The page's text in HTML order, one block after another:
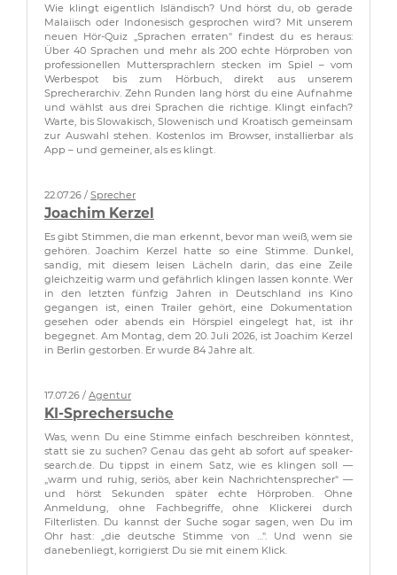
Wie klingt eigentlich Isländisch? Und hörst du, ob gerade
Malaiisch oder Indonesisch gesprochen wird? Mit unserem
neuen Hör-Quiz „Sprachen erraten" findest du es heraus:
Über 40 Sprachen und mehr als 200 echte Hörproben von
professionellen Muttersprachlern stecken im Spiel – vom
Werbespot bis zum Hörbuch, direkt aus unserem
Sprecherarchiv. Zehn Runden lang hörst du eine Aufnahme
und wählst aus drei Sprachen die richtige. Klingt einfach?
Warte, bis Slowakisch, Slowenisch und Kroatisch gemeinsam
zur Auswahl stehen. Kostenlos im Browser, installierbar als
App – und gemeiner, als es klingt.
22.07.26 / Sprecher
Joachim Kerzel
Es gibt Stimmen, die man erkennt, bevor man weiß, wem sie
gehören. Joachim Kerzel hatte so eine Stimme. Dunkel,
sandig, mit diesem leisen Lächeln darin, das eine Zeile
gleichzeitig warm und gefährlich klingen lassen konnte. Wer
in den letzten fünfzig Jahren in Deutschland ins Kino
gegangen ist, einen Trailer gehört, eine Dokumentation
gesehen oder abends ein Hörspiel eingelegt hat, ist ihr
begegnet. Am Montag, dem 20. Juli 2026, ist Joachim Kerzel
in Berlin gestorben. Er wurde 84 Jahre alt.
17.07.26 / Agentur
KI-Sprechersuche
Was, wenn Du eine Stimme einfach beschreiben könntest,
statt sie zu suchen? Genau das geht ab sofort auf speaker-
search.de. Du tippst in einem Satz, wie es klingen soll —
„warm und ruhig, seriös, aber kein Nachrichtensprecher" —
und hörst Sekunden später echte Hörproben. Ohne
Anmeldung, ohne Fachbegriffe, ohne Klickerei durch
Filterlisten. Du kannst der Suche sogar sagen, wen Du im
Ohr hast: „die deutsche Stimme von …". Und wenn sie
danebenliegt, korrigierst Du sie mit einem Klick.